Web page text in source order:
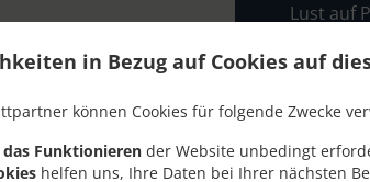
in Bezug auf Cookies auf
können Cookies für folgende Zwecke
Funktionieren der Website unbedingt
helfen uns, Ihre Daten bei Ihrer nächsten
Lust auf
oder
Wenn
bei
Wählen
dass